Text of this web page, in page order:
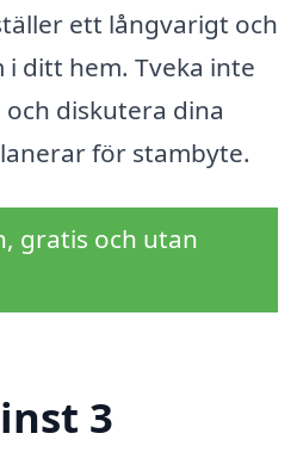
ett långvarigt och
ditt hem. Tveka inte
diskutera dina
för stambyte.
gratis och utan
3